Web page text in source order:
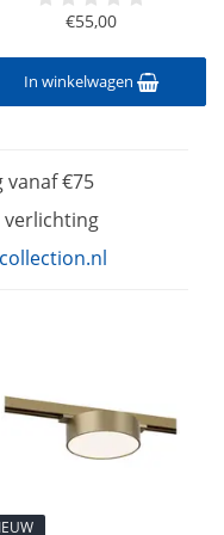
€55,00
In winkelwagen
€75
verlichting